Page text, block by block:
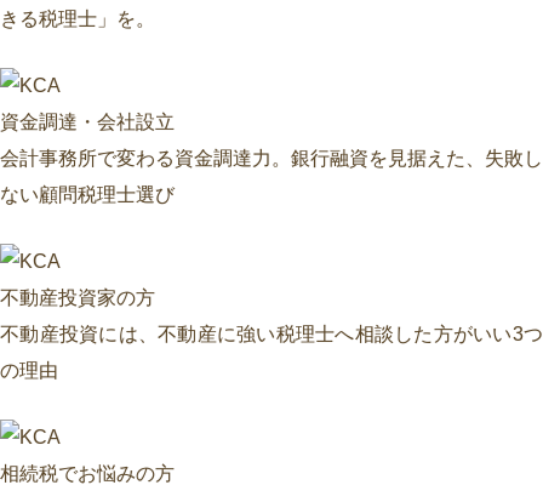
きる税理士」を。
資金調達・会社設立
会計事務所で変わる資金調達力。銀行融資を見据えた、失敗し
ない顧問税理士選び
不動産投資家の方
不動産投資には、不動産に強い税理士へ相談した方がいい3つ
の理由
相続税でお悩みの方